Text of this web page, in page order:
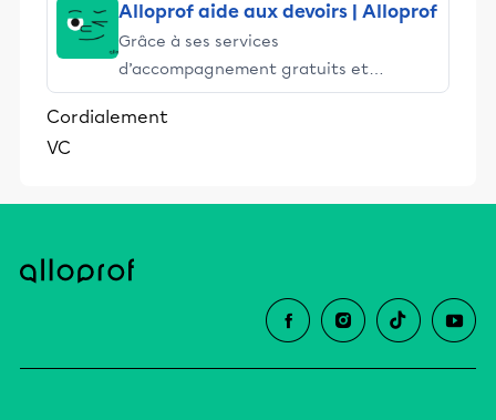
Alloprof aide aux devoirs | Alloprof
Grâce à ses services
d’accompagnement gratuits et
stimulants, Alloprof engage les élèves
et leurs parents dans la réussite
Cordialement
VC